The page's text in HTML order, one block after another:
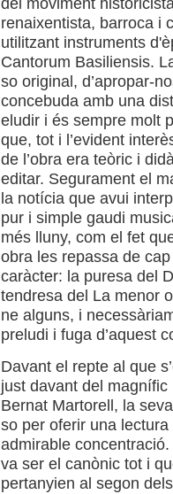
del moviment
renaixentista, barroca i
utilitzant instruments
Cantorum Basiliensis.
so original, d’apropar-
concebuda amb una
eludir i és sempre molt
que, tot i l’evident
de l’obra era teòric i
editar. Segurament el
la notícia que avui
pur i simple gaudi
més lluny, com el fet
obra les repassa de
caràcter: la puresa del
tendresa del La menor
ne alguns, i
preludi i fuga d’aquest
Davant el repte al que
just davant del
Bernat Martorell, la
so per oferir una
admirable
va ser el canònic tot i
pertanyien al segon